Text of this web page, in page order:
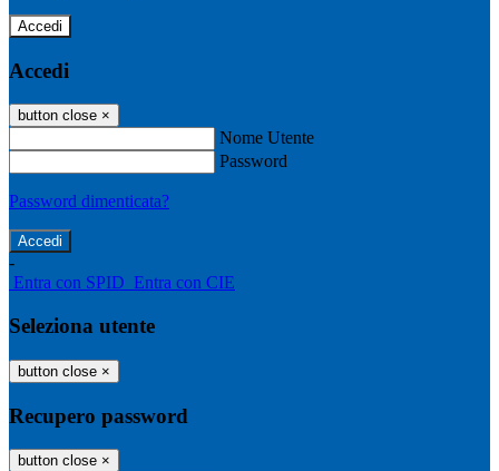
Accedi
Accedi
button close ×
Nome Utente
Password
Password dimenticata?
-
Entra con SPID Entra con CIE
Seleziona utente
button close ×
Recupero password
button close ×